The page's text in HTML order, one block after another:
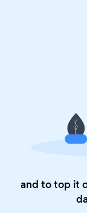
and to top it